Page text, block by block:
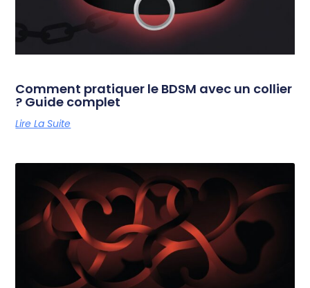
Comment pratiquer le BDSM avec un collier
? Guide complet
Lire La Suite